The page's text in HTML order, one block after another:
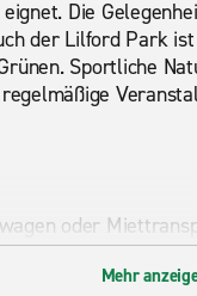
Die
der Lilford Park
Sportliche
oder
können Sie an
Lassen Sie
Mehr